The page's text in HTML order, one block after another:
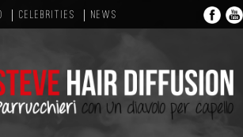
CELEBRITIES NEWS